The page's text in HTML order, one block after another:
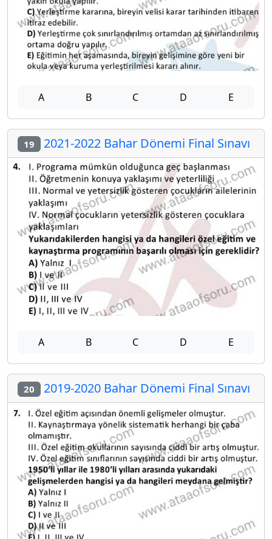
A B C D E
19 2021-2022 Bahar Dönemi Final Sınavı
A B C D E
20 2019-2020 Bahar Dönemi Final Sınavı